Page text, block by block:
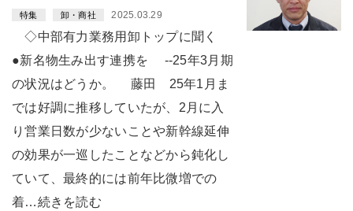
特集 卸・商社 2025.03.29
◇中部有力業務用卸トップに聞く
●新名物生み出す連携を --25年3月期
の状況はどうか。 藤田 25年1月ま
では好調に推移していたが、2月に入
り営業日数が少ないことや新幹線延伸
の効果が一巡したことなどから鈍化し
ていて、最終的には前年比微増での
着…続きを読む